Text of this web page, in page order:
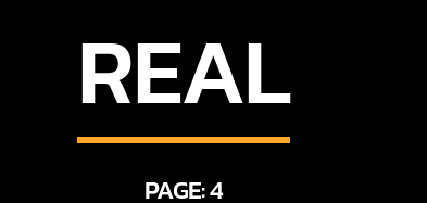
2:00 PM 5:00 PM
REAL
PAGE: 4